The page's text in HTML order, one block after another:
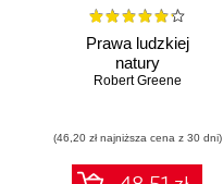
Prawa ludzkiej
natury
Robert Greene
(46,20 zł najniższa cena z 30 dni)